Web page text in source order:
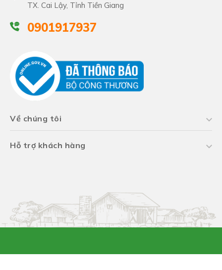
TX. Cai Lậy, Tỉnh Tiền Giang
0901917937
Về chúng tôi
Hỗ trợ khách hàng